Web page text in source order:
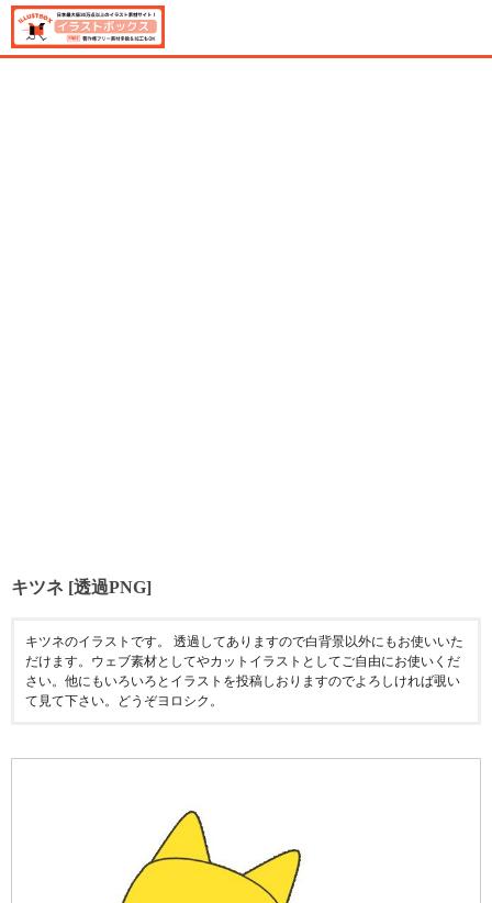
キツネ [透過PNG]
キツネのイラストです。 透過してありますので白背景以外にもお使いいた
だけます。ウェブ素材としてやカットイラストとしてご自由にお使いくだ
さい。他にもいろいろとイラストを投稿しおりますのでよろしければ覗い
て見て下さい。どうぞヨロシク。